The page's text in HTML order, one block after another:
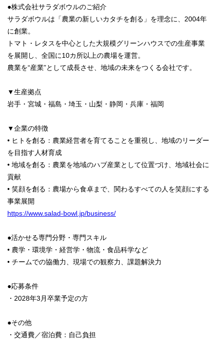
●株式会社サラダボウルのご紹介
サラダボウルは「農業の新しいカタチを創る」を理念に、2004年
に創業。
トマト・レタスを中心とした大規模グリーンハウスでの生産事業
を展開し、全国に10カ所以上の農場を運営。
農業を“産業”として成長させ、地域の未来をつくる会社です。
▼生産拠点
岩手・宮城・福島・埼玉・山梨・静岡・兵庫・福岡
▼企業の特徴
• ヒトを創る：農業経営者を育てることを重視し、地域のリーダー
を目指す人材育成
• 地域を創る：農業を地域のハブ産業として位置づけ、地域社会に
貢献
• 笑顔を創る：農場から食卓まで、関わるすべての人を笑顔にする
事業展開
https://www.salad-bowl.jp/business/
●活かせる専門分野・専門スキル
• 農学・環境学・経営学・物流・食品科学など
• チームでの協働力、現場での観察力、課題解決力
●応募条件
・2028年3月卒業予定の方
●その他
・交通費／宿泊費：自己負担